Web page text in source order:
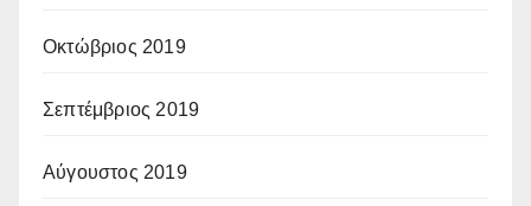
Οκτώβριος 2019
Σεπτέμβριος 2019
Αύγουστος 2019